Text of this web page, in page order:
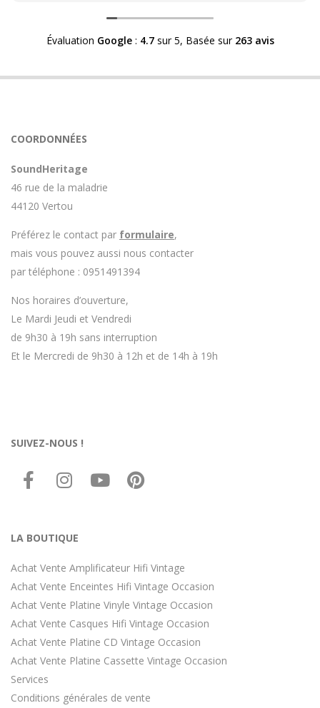
Héritage afin d'échanger sur mon expérience et on
m'a fourni des explications sur le pourquoi cet aspect
visuel.
enceinte n'est plus fabriqué (et donc vendu) et que
Avoir ce genre d'explication est utile et valorisant pour
rendez le matériel.
Évaluation Google: 4.7sur 5, Basée sur 263 avis
COORDONNÉES
SoundHeritage
46 rue de la maladrie
44120 Vertou
Préférez le contact par formulaire,
mais vous pouvez aussi nous contacter
par téléphone : 0951491394
Nos horaires d’ouverture,
Le Mardi Jeudi et Vendredi
de 9h30 à 19h sans interruption
Et le Mercredi de 9h30 à 12h et de 14h à 19h
SUIVEZ-NOUS !
LA BOUTIQUE
Achat Vente Amplificateur Hifi Vintage
Achat Vente Enceintes Hifi Vintage Occasion
Achat Vente Platine Vinyle Vintage Occasion
Achat Vente Casques Hifi Vintage Occasion
Achat Vente Platine CD Vintage Occasion
Achat Vente Platine Cassette Vintage Occasion
Services
Conditions générales de vente